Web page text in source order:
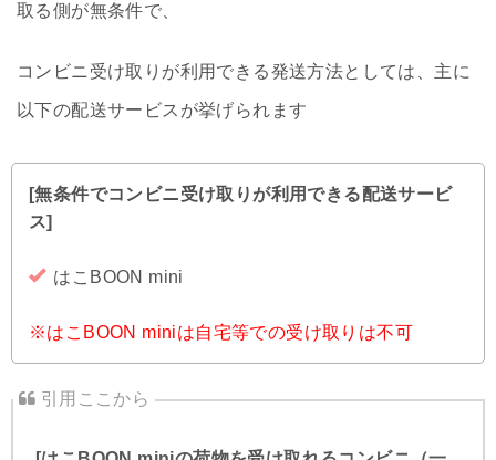
取る側が無条件で、
コンビニ受け取りが利用できる発送方法としては、主に
以下の配送サービスが挙げられます
[無条件でコンビニ受け取りが利用できる配送サービ
ス]
はこBOON mini
※はこBOON miniは自宅等での受け取りは不可